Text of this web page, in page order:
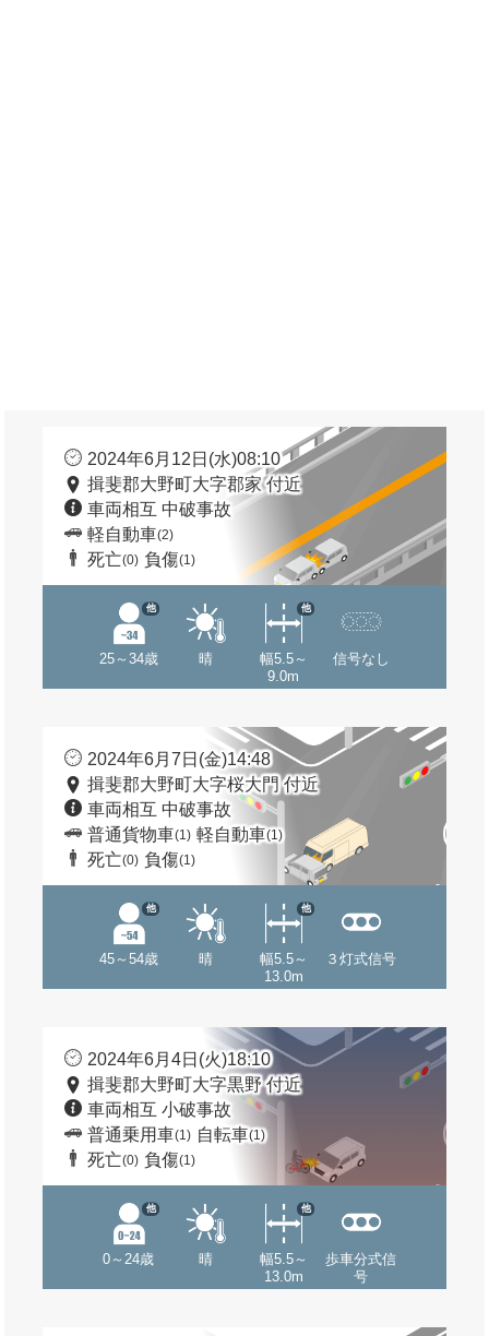
2024年6月12日(水)08:10
揖斐郡大野町大字郡家 付近
車両相互 中破事故
軽自動車(2)
死亡(0) 負傷(1)
25～34歳
他
晴
幅5.5～
9.0m
他
信号なし
2024年6月7日(金)14:48
揖斐郡大野町大字桜大門 付近
車両相互 中破事故
普通貨物車(1) 軽自動車(1)
死亡(0) 負傷(1)
45～54歳
他
晴
幅5.5～
13.0m
他
３灯式信号
2024年6月4日(火)18:10
揖斐郡大野町大字黒野 付近
車両相互 小破事故
普通乗用車(1) 自転車(1)
死亡(0) 負傷(1)
0～24歳
他
晴
幅5.5～
13.0m
他
歩車分式信
号